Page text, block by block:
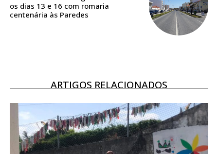
16€
12 meses
Acesso ao conteúdo online
os dias 13 e 16 com romaria
centenária às Paredes
ARTIGOS RELACIONADOS